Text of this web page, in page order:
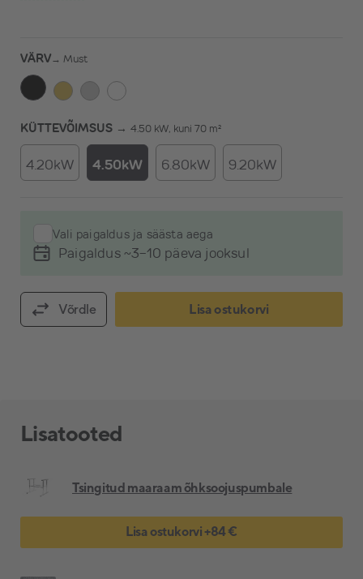
VÄRV→ Must
KÜTTEVÕIMSUS → 4.50 kW, kuni 70 m²
4.20kW 4.50kW 6.80kW 9.20kW
Vali paigaldus ja säästa aega
Paigaldus ~3-10 päeva jooksul
Võrdle Lisa ostukorvi
Lisatooted
Tsingitud maaraam õhksoojuspumbale
Lisa ostukorvi+84 €